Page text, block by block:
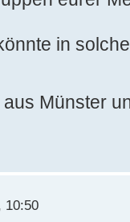
in
Münster
10:50